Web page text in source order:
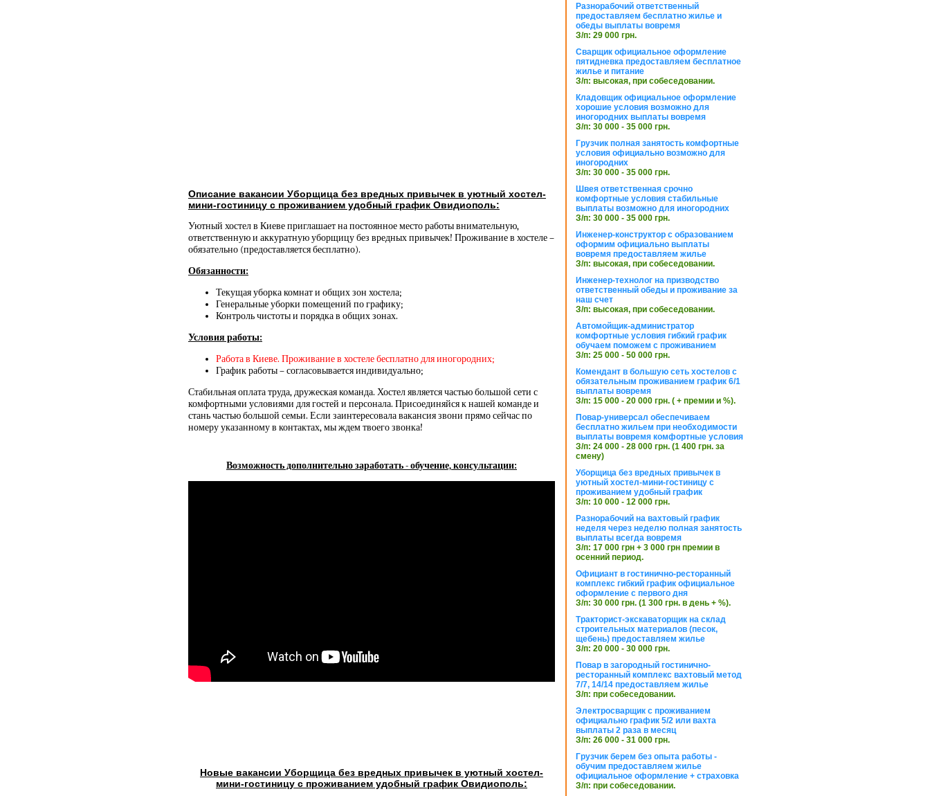
Описание вакансии Уборщица без вредных привычек в уютный хостел-
мини-гостиницу с проживанием удобный график Овидиополь:
Уютный хостел в Киеве приглашает на постоянное место работы внимательную,
ответственную и аккуратную уборщицу без вредных привычек! Проживание в хостеле –
обязательно (предоставляется бесплатно).
Обязанности:
Текущая уборка комнат и общих зон хостела;
Генеральные уборки помещений по графику;
Контроль чистоты и порядка в общих зонах.
Условия работы:
Работа в Киеве. Проживание в хостеле бесплатно для иногородних;
График работы – согласовывается индивидуально;
Стабильная оплата труда, дружеская команда. Хостел является частью большой сети с
комфортными условиями для гостей и персонала. Присоединяйся к нашей команде и
стань частью большой семьи. Если заинтересовала вакансия звони прямо сейчас по
номеру указанному в контактах, мы ждем твоего звонка!
Возможность дополнительно заработать - обучение, консультации:
Новые вакансии Уборщица без вредных привычек в уютный хостел-
мини-гостиницу с проживанием удобный график Овидиополь:
Разнорабочий ответственный
предоставляем бесплатно жилье и
обеды выплаты вовремя
З/п: 29 000 грн.
Сварщик официальное оформление
пятидневка предоставляем бесплатное
жилье и питание
З/п: высокая, при собеседовании.
Кладовщик официальное оформление
хорошие условия возможно для
иногородних выплаты вовремя
З/п: 30 000 - 35 000 грн.
Грузчик полная занятость комфортные
условия официально возможно для
иногородних
З/п: 30 000 - 35 000 грн.
Швея ответственная срочно
комфортные условия стабильные
выплаты возможно для иногородних
З/п: 30 000 - 35 000 грн.
Инженер-конструктор с образованием
оформим официально выплаты
вовремя предоставляем жилье
З/п: высокая, при собеседовании.
Инженер-технолог на призводство
ответственный обеды и проживание за
наш счет
З/п: высокая, при собеседовании.
Автомойщик-администратор
комфортные условия гибкий график
обучаем поможем с проживанием
З/п: 25 000 - 50 000 грн.
Комендант в большую сеть хостелов с
обязательным проживанием график 6/1
выплаты вовремя
З/п: 15 000 - 20 000 грн. ( + премии и %).
Повар-универсал обеспечиваем
бесплатно жильем при необходимости
выплаты вовремя комфортные условия
З/п: 24 000 - 28 000 грн. (1 400 грн. за
смену)
Уборщица без вредных привычек в
уютный хостел-мини-гостиницу с
проживанием удобный график
З/п: 10 000 - 12 000 грн.
Разнорабочий на вахтовый график
неделя через неделю полная занятость
выплаты всегда вовремя
З/п: 17 000 грн + 3 000 грн премии в
осенний период.
Официант в гостинично-ресторанный
комплекс гибкий график официальное
оформление с первого дня
З/п: 30 000 грн. (1 300 грн. в день + %).
Тракторист-экскаваторщик на склад
строительных материалов (песок,
щебень) предоставляем жилье
З/п: 20 000 - 30 000 грн.
Повар в загородный гостинично-
ресторанный комплекс вахтовый метод
7/7, 14/14 предоставляем жилье
З/п: при собеседовании.
Электросварщик с проживанием
официально график 5/2 или вахта
выплаты 2 раза в месяц
З/п: 26 000 - 31 000 грн.
Грузчик берем без опыта работы -
обучим предоставляем жилье
официальное оформление + страховка
З/п: при собеседовании.